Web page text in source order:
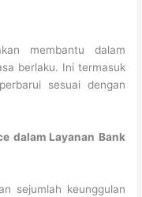
membantu dalam
berlaku. Ini termasuk
sesuai dengan
dalam Layanan Bank
sejumlah keunggulan